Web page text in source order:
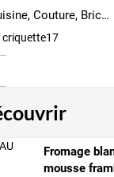
Cuisine, Couture, Bricolage mes passions
criquette17
Fromage
mousse